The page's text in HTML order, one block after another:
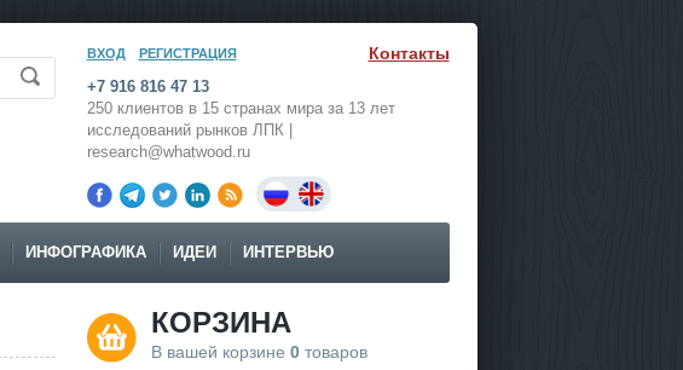
ВХОД РЕГИСТРАЦИЯ Контакты
+7 916 816 47 13
250 клиентов в 15 странах мира за 13 лет
исследований рынков ЛПК |
research@whatwood.ru
ИНФОГРАФИКА ИДЕИ ИНТЕРВЬЮ
КОРЗИНА
В вашей корзине 0товаров